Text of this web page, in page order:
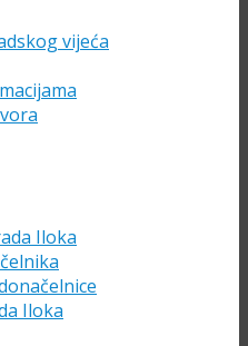
vijeća
Iloka
Iloka